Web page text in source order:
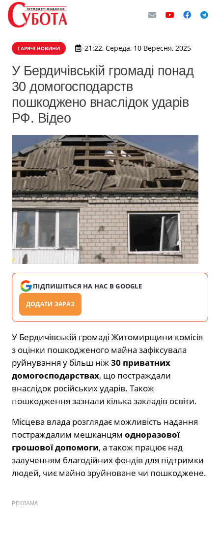
ГАРЯЧІ НОВИНИ 21:22, Середа, 10 Вересня, 2025
У Бердичівській громаді понад
30 домогосподарств
пошкоджено внаслідок ударів
РФ. Відео
ПІДПИШІТЬСЯ НА НАС В GOOGLE
ДОДАТИ ЗАРАЗ
У Бердичівській громаді Житомирщини комісія
з оцінки пошкодженого майна зафіксувала
руйнування у більш ніж30 приватних
домогосподарствах, що постраждали
внаслідок російських ударів. Також
пошкодження зазнали кілька закладів освіти.
Місцева влада розглядає можливість надання
постраждалим мешканцям одноразової
грошової допомоги, а також працює над
залученням благодійних фондів для підтримки
людей, чиє майно зруйноване чи пошкоджене.
РЕКЛАМА